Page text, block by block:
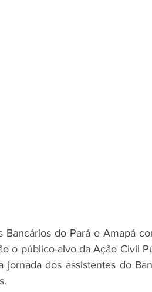
o público-alvo da Ação Civil
jornada dos assistentes do